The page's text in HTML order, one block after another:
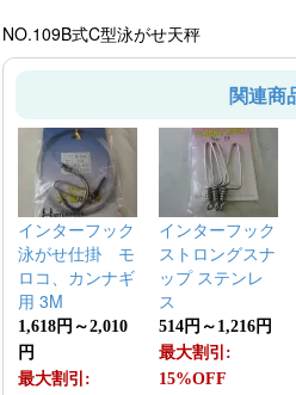
NO.109B式C型泳がせ天秤
関連商
インターフック
泳がせ仕掛 モ
ロコ、カンナギ
用 3M
1,618円～2,010
円
最大割引:
インターフック
ストロングスナ
ップ ステンレ
ス
514円～1,216円
最大割引:
15%OFF